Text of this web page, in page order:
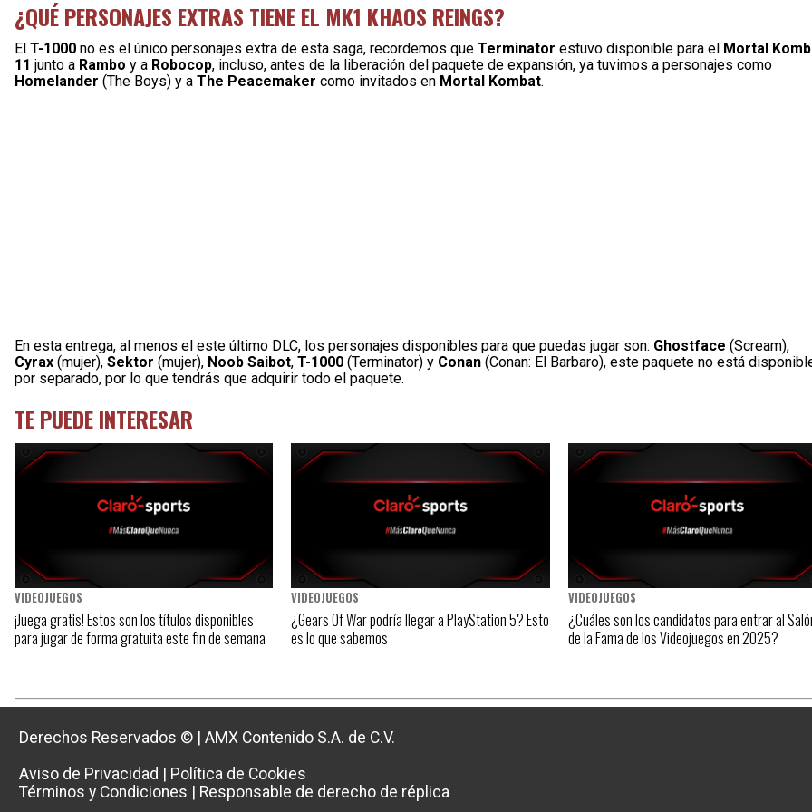
¿QUÉ PERSONAJES EXTRAS TIENE EL MK1 KHAOS REINGS?
El T-1000 no es el único personajes extra de esta saga, recordemos que Terminator estuvo disponible para el Mortal
11 junto a Rambo y a Robocop, incluso, antes de la liberación del paquete de expansión, ya tuvimos a personajes como
Homelander (The Boys) y a The Peacemaker como invitados en Mortal Kombat.
En esta entrega, al menos el este último DLC, los personajes disponibles para que puedas jugar son: Ghostface (Scream),
Cyrax (mujer), Sektor (mujer), Noob Saibot, T-1000 (Terminator) y Conan (Conan: El Barbaro), este paquete no está
por separado, por lo que tendrás que adquirir todo el paquete.
TE PUEDE INTERESAR
VIDEOJUEGOS
¡Juega gratis! Estos son los títulos disponibles
para jugar de forma gratuita este fin de semana
VIDEOJUEGOS
¿Gears Of War podría llegar a PlayStation 5? Esto
es lo que sabemos
VIDEOJUEGOS
¿Cuáles son los candidatos para entrar al
de la Fama de los Videojuegos en 2025?
Derechos Reservados ©
AMX Contenido S.A. de C.V.
Aviso de Privacidad
Política de Cookies
Términos y Condiciones
Responsable de derecho de réplica